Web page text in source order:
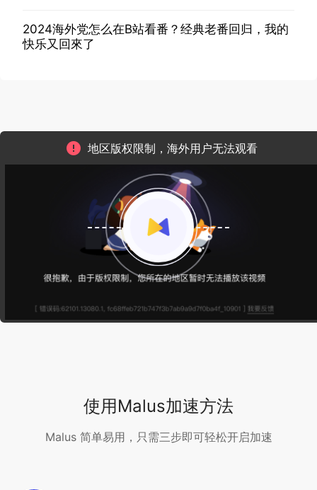
2024海外党怎么在B站看番？经典老番回归，我的
快乐又回來了
地区版权限制，海外用户无法观看
使用Malus加速方法
Malus 简单易用，只需三步即可轻松开启加速